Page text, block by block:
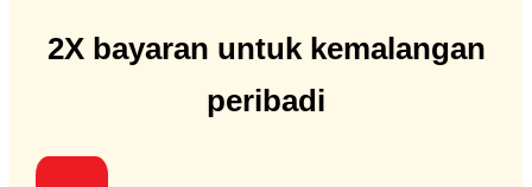
2X bayaran untuk kemalangan
peribadi